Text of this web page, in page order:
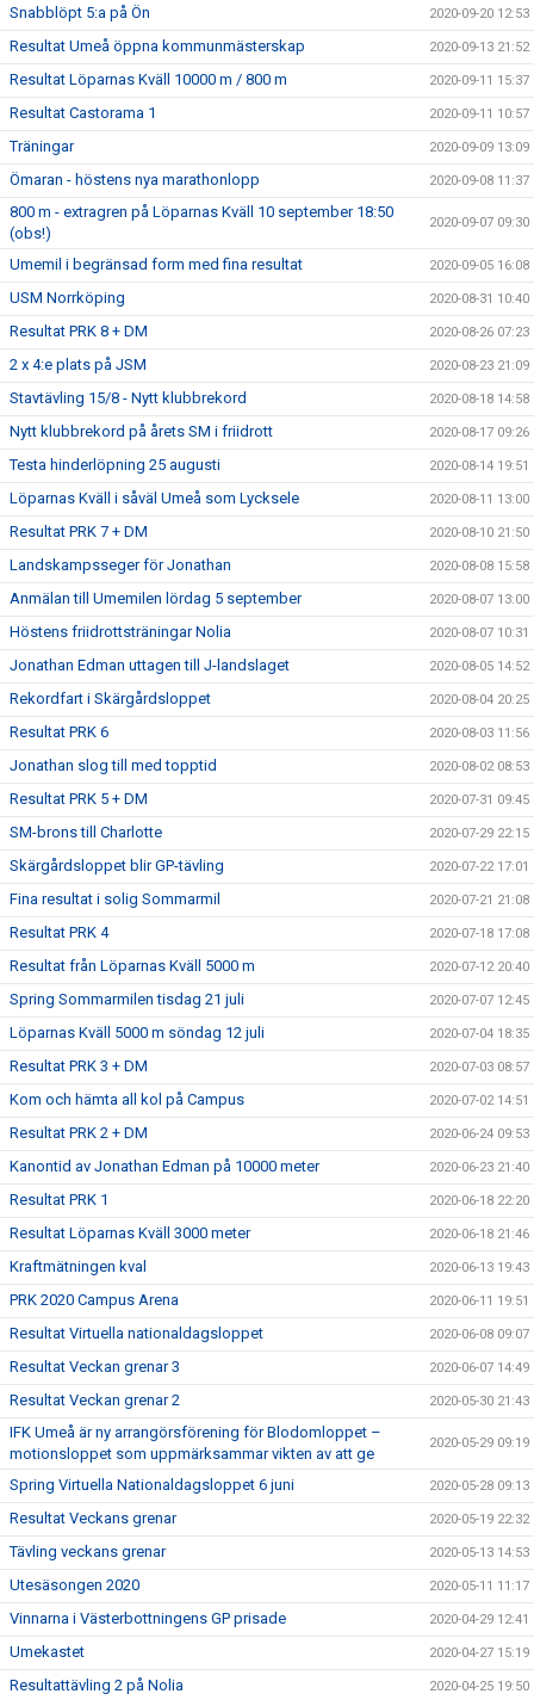
Snabblöpt 5:a på Ön 2020-09-20 12:53
Resultat Umeå öppna kommunmästerskap 2020-09-13 21:52
Resultat Löparnas Kväll 10000 m / 800 m 2020-09-11 15:37
Resultat Castorama 1 2020-09-11 10:57
Träningar 2020-09-09 13:09
Ömaran - höstens nya marathonlopp 2020-09-08 11:37
800 m - extragren på Löparnas Kväll 10 september 18:50
(obs!)
2020-09-07 09:30
Umemil i begränsad form med fina resultat 2020-09-05 16:08
USM Norrköping 2020-08-31 10:40
Resultat PRK 8 + DM 2020-08-26 07:23
2 x 4:e plats på JSM 2020-08-23 21:09
Stavtävling 15/8 - Nytt klubbrekord 2020-08-18 14:58
Nytt klubbrekord på årets SM i friidrott 2020-08-17 09:26
Testa hinderlöpning 25 augusti 2020-08-14 19:51
Löparnas Kväll i såväl Umeå som Lycksele 2020-08-11 13:00
Resultat PRK 7 + DM 2020-08-10 21:50
Landskampsseger för Jonathan 2020-08-08 15:58
Anmälan till Umemilen lördag 5 september 2020-08-07 13:00
Höstens friidrottsträningar Nolia 2020-08-07 10:31
Jonathan Edman uttagen till J-landslaget 2020-08-05 14:52
Rekordfart i Skärgårdsloppet 2020-08-04 20:25
Resultat PRK 6 2020-08-03 11:56
Jonathan slog till med topptid 2020-08-02 08:53
Resultat PRK 5 + DM 2020-07-31 09:45
SM-brons till Charlotte 2020-07-29 22:15
Skärgårdsloppet blir GP-tävling 2020-07-22 17:01
Fina resultat i solig Sommarmil 2020-07-21 21:08
Resultat PRK 4 2020-07-18 17:08
Resultat från Löparnas Kväll 5000 m 2020-07-12 20:40
Spring Sommarmilen tisdag 21 juli 2020-07-07 12:45
Löparnas Kväll 5000 m söndag 12 juli 2020-07-04 18:35
Resultat PRK 3 + DM 2020-07-03 08:57
Kom och hämta all kol på Campus 2020-07-02 14:51
Resultat PRK 2 + DM 2020-06-24 09:53
Kanontid av Jonathan Edman på 10000 meter 2020-06-23 21:40
Resultat PRK 1 2020-06-18 22:20
Resultat Löparnas Kväll 3000 meter 2020-06-18 21:46
Kraftmätningen kval 2020-06-13 19:43
PRK 2020 Campus Arena 2020-06-11 19:51
Resultat Virtuella nationaldagsloppet 2020-06-08 09:07
Resultat Veckan grenar 3 2020-06-07 14:49
Resultat Veckan grenar 2 2020-05-30 21:43
IFK Umeå är ny arrangörsförening för Blodomloppet –
motionsloppet som uppmärksammar vikten av att ge
2020-05-29 09:19
Spring Virtuella Nationaldagsloppet 6 juni 2020-05-28 09:13
Resultat Veckans grenar 2020-05-19 22:32
Tävling veckans grenar 2020-05-13 14:53
Utesäsongen 2020 2020-05-11 11:17
Vinnarna i Västerbottningens GP prisade 2020-04-29 12:41
Umekastet 2020-04-27 15:19
Resultattävling 2 på Nolia 2020-04-25 19:50